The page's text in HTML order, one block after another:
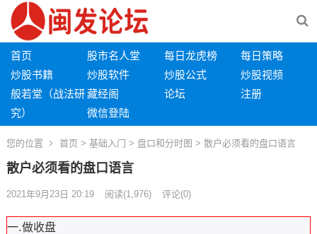
首页 股市名人堂 每日龙虎榜
每日策略
炒股书籍
炒股软件 炒股公式
炒股视频
般若堂（战法研
究）
藏经阁 论坛
注册
微信登陆
您的位置 首页 > 基础入门 > 盘口和分时图 > 散户必须看的盘口语言
散户必须看的盘口语言
2021年9月23日 20:19 阅读(1,976) 评论(0)
一.做收盘